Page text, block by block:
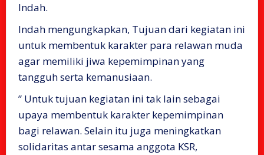
Indah.
Indah mengungkapkan, Tujuan dari kegiatan ini
untuk membentuk karakter para relawan muda
agar memiliki jiwa kepemimpinan yang
tangguh serta kemanusiaan.
” Untuk tujuan kegiatan ini tak lain sebagai
upaya membentuk karakter kepemimpinan
bagi relawan. Selain itu juga meningkatkan
solidaritas antar sesama anggota KSR,